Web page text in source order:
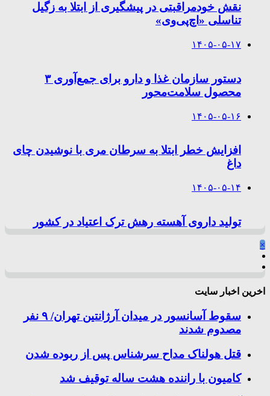
نقش خودمراقبتی در پیشگیری از ابتلا به زگیل
تناسلی «اچ‌پی‌وی»
۱۴۰۵-۰۵-۱۷
دستور سازمان غذا و دارو برای جمع‌آوری ۳
محصول سلامت‌محور
۱۴۰۵-۰۵-۱۶
افزایش خطر ابتلا به سرطان مری با نوشیدن چای
داغ
۱۴۰۵-۰۵-۱۴
تولید داروی آهسته رهش ترک اعتیاد در کشور
×
اخرین اخبار سایت
سقوط آسانسور در میدان آرژانتین تهران/ ۹ نفر
مصدوم شدند
قتل هولناک مداح سرشناس پس از ربوده شدن
کامیون با راننده هشت ساله توقیف شد